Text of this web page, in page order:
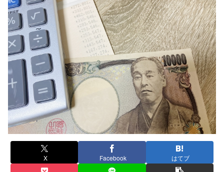
X Facebook はてブ